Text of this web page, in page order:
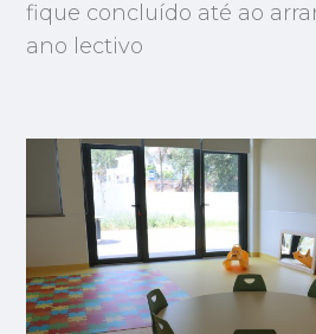
fique concluído até ao
ano lectivo